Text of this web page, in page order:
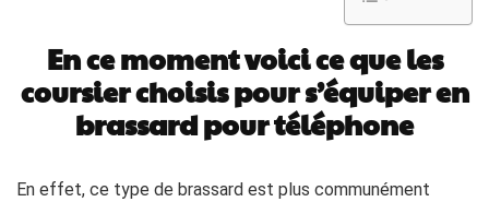
En ce moment voici ce que les
coursier choisis pour s’équiper en
brassard pour téléphone
En effet, ce type de brassard est plus communément